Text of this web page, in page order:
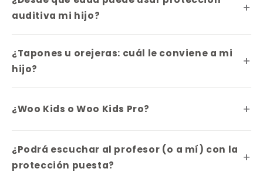
auditiva mi hijo?
¿Tapones u orejeras: cuál le conviene a mi
hijo?
¿Woo Kids o Woo Kids Pro?
¿Podrá escuchar al profesor (o a mí) con la
protección puesta?